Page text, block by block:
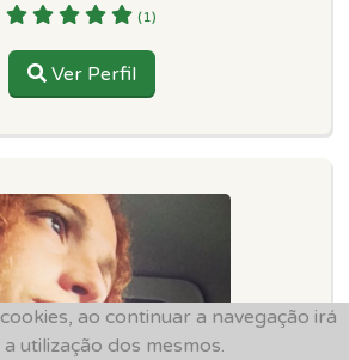
ao continuar a navegação irá
utilização dos mesmos.
(1)
Ver Perfil